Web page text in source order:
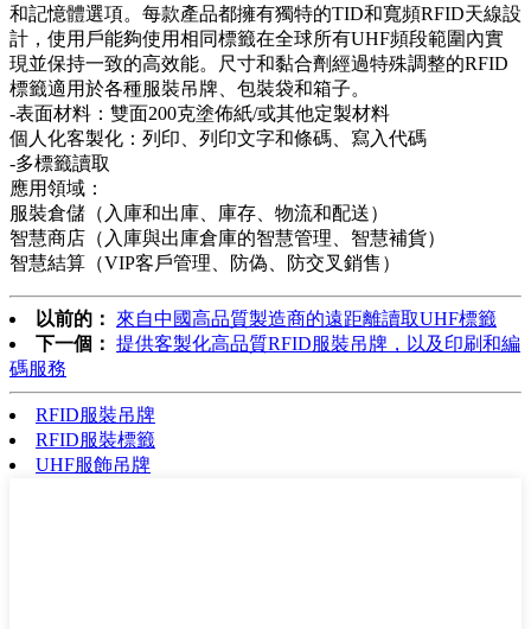
和記憶體選項。每款產品都擁有獨特的TID和寬頻RFID天線設
計，使用戶能夠使用相同標籤在全球所有UHF頻段範圍內實
現並保持一致的高效能。尺寸和黏合劑經過特殊調整的RFID
標籤適用於各種服裝吊牌、包裝袋和箱子。
-表面材料：雙面200克塗佈紙/或其他定製材料
個人化客製化：列印、列印文字和條碼、寫入代碼
-多標籤讀取
應用領域：
服裝倉儲（入庫和出庫、庫存、物流和配送）
智慧商店（入庫與出庫倉庫的智慧管理、智慧補貨）
智慧結算（VIP客戶管理、防偽、防交叉銷售）
以前的：
來自中國高品質製造商的遠距離讀取UHF標籤
下一個： 提供客製化高品質RFID服裝吊牌，以及印刷和編
碼服務
RFID服裝吊牌
RFID服裝標籤
UHF服飾吊牌